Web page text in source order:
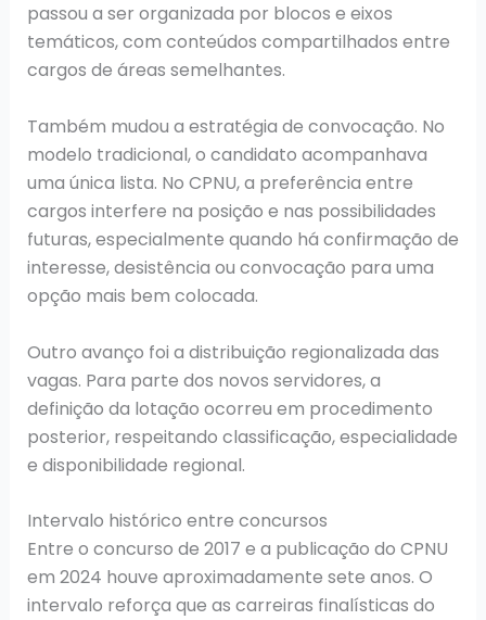
passou a ser organizada por blocos e eixos
temáticos, com conteúdos compartilhados entre
cargos de áreas semelhantes.
Também mudou a estratégia de convocação. No
modelo tradicional, o candidato acompanhava
uma única lista. No CPNU, a preferência entre
cargos interfere na posição e nas possibilidades
futuras, especialmente quando há confirmação de
interesse, desistência ou convocação para uma
opção mais bem colocada.
Outro avanço foi a distribuição regionalizada das
vagas. Para parte dos novos servidores, a
definição da lotação ocorreu em procedimento
posterior, respeitando classificação, especialidade
e disponibilidade regional.
Intervalo histórico entre concursos
Entre o concurso de 2017 e a publicação do CPNU
em 2024 houve aproximadamente sete anos. O
intervalo reforça que as carreiras finalísticas do